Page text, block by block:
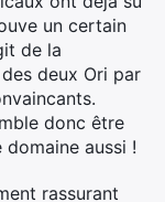
un certain
de la
deux Ori par
donc être
aussi !
rassurant